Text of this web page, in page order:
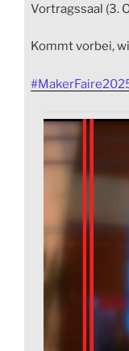
Vortragssaal (3.
Kommt vorbei,
#